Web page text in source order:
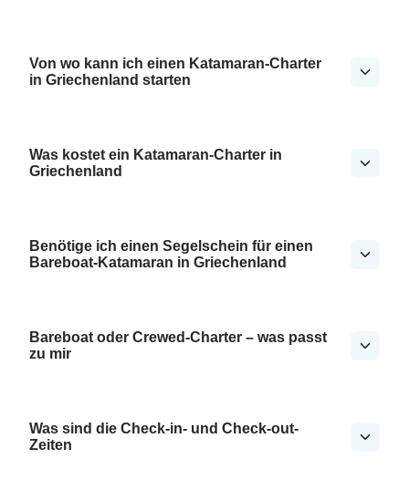
Von wo kann ich einen Katamaran-Charter
in Griechenland starten
Was kostet ein Katamaran-Charter in
Griechenland
Benötige ich einen Segelschein für einen
Bareboat-Katamaran in Griechenland
Bareboat oder Crewed-Charter – was passt
zu mir
Was sind die Check-in- und Check-out-
Zeiten